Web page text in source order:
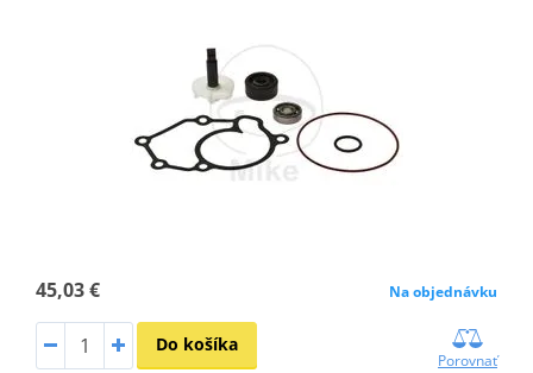
45,03 € Na objednávku
Do košíka
Porovnať